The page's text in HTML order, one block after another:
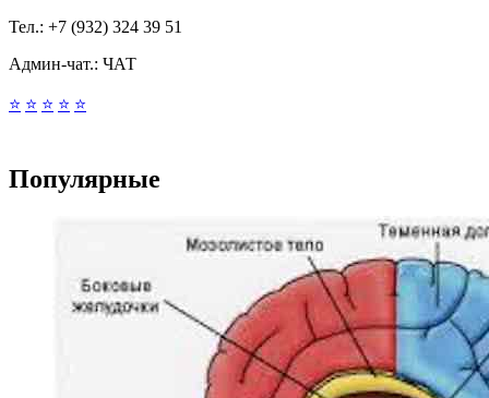
Тел.: +7 (932) 324 39 51
Админ-чат.: ЧАТ
⭐ ⭐ ⭐ ⭐ ⭐
Популярные